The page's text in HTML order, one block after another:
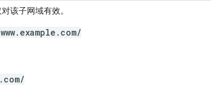
该子网域有效。